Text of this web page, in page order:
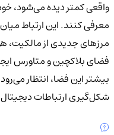
واقعی کمتر دیده می‌شود،
مرزهای جدیدی از مالکیت،
فضای بلاکچین و متاورس
شکل‌گیری ارتباطات دیجیتال